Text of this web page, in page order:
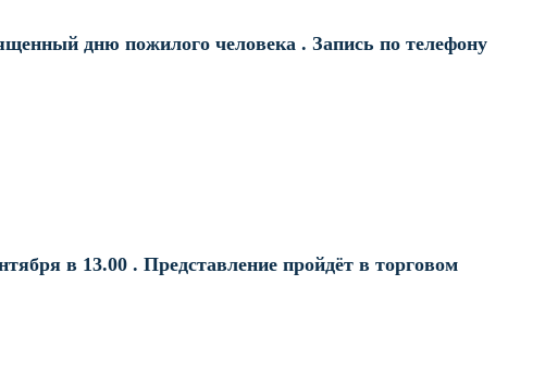
дню пожилого человека . Запись по телефону
в 13.00 . Представление пройдёт в торговом